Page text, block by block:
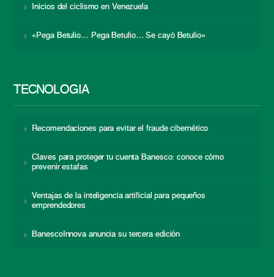
Inicios del ciclismo en Venezuela
«Pega Betulio… Pega Betulio… Se cayó Betulio»
TECNOLOGÍA
Recomendaciones para evitar el fraude cibernético
Claves para proteger tu cuenta Banesco: conoce cómo
prevenir estafas
Ventajas de la inteligencia artificial para pequeños
emprendedores
BanescoInnova anuncia su tercera edición